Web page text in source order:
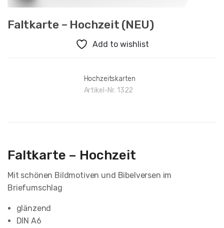
Faltkarte – Hochzeit (NEU)
Add to wishlist
Hochzeitskarten
Artikel-Nr. 1322
Faltkarte – Hochzeit
Mit schönen Bildmotiven und Bibelversen im
Briefumschlag
glänzend
DIN A6